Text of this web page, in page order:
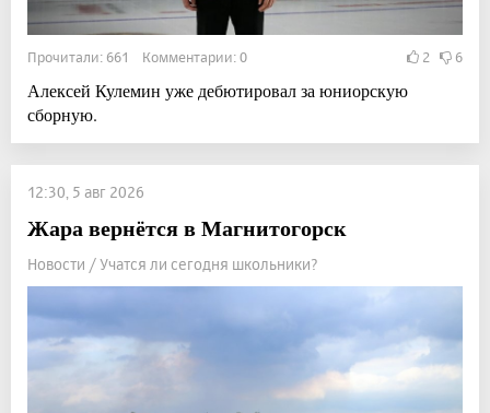
Прочитали: 661 Комментарии: 0 2 6
Алексей Кулемин уже дебютировал за юниорскую
сборную.
12:30, 5 авг 2026
Жара вернётся в Магнитогорск
Новости / Учатся ли сегодня школьники?